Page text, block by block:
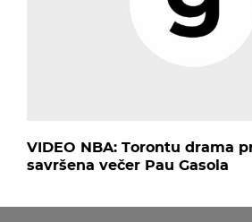
VIDEO NBA: Torontu drama
savršena večer Pau Gasola